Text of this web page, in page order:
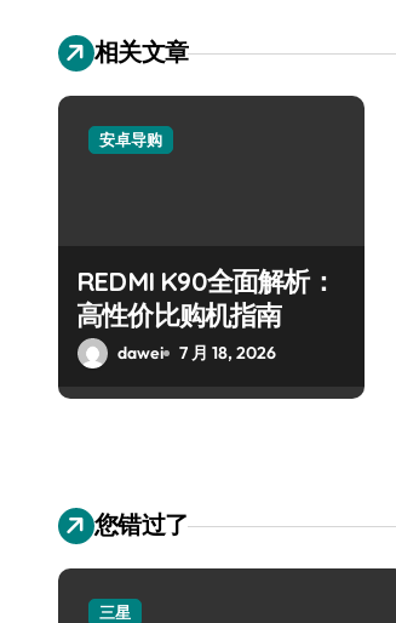
相关文章
安卓导购
REDMI K90全面解析：
高性价比购机指南
dawei 7 月 18, 2026
您错过了
三星